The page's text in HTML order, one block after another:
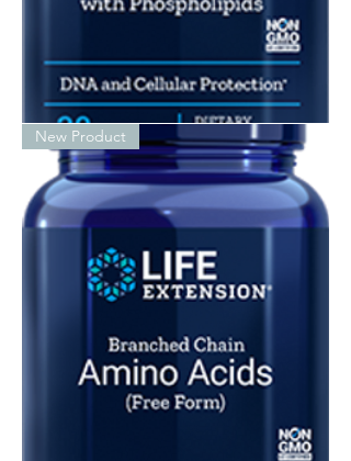
Astaxanthin
4mg
with
Phospholipids
New Product